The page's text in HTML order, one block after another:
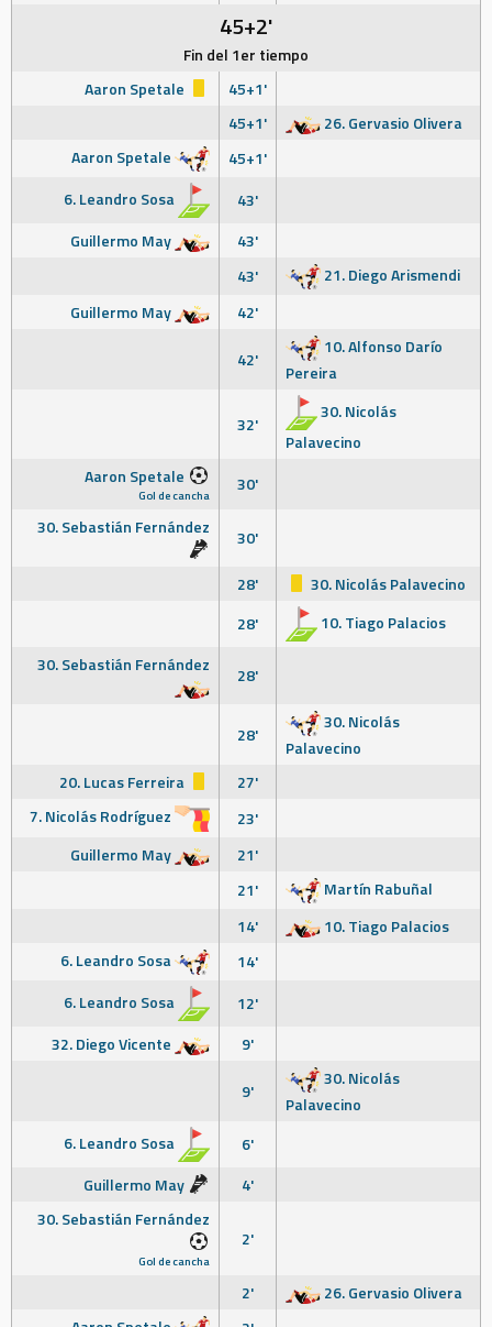
45+2'
Fin del 1er tiempo
Aaron Spetale
45+1'
45+1'
26. Gervasio Olivera
Aaron Spetale
45+1'
6. Leandro Sosa
43'
Guillermo May
43'
43'
21. Diego Arismendi
Guillermo May
42'
42'
10. Alfonso Darío
Pereira
32'
30. Nicolás
Palavecino
Aaron Spetale
Gol de cancha
30'
30. Sebastián Fernández
30'
28'
30. Nicolás Palavecino
28'
10. Tiago Palacios
30. Sebastián Fernández
28'
28'
30. Nicolás
Palavecino
20. Lucas Ferreira
27'
7. Nicolás Rodríguez
23'
Guillermo May
21'
21'
Martín Rabuñal
14'
10. Tiago Palacios
6. Leandro Sosa
14'
6. Leandro Sosa
12'
32. Diego Vicente
9'
9'
30. Nicolás
Palavecino
6. Leandro Sosa
6'
Guillermo May
4'
30. Sebastián Fernández
Gol de cancha
2'
2'
26. Gervasio Olivera